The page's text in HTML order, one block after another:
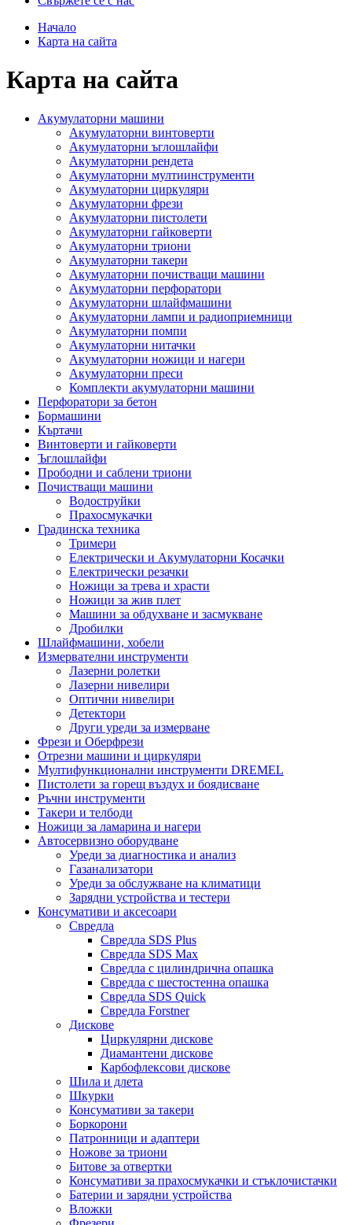
Начало
Карта на сайта
Карта на сайта
Акумулаторни машини
Акумулаторни винтоверти
Акумулаторни ъглошлайфи
Акумулаторни рендета
Акумулаторни мултиинструменти
Акумулаторни циркуляри
Акумулаторни фрези
Акумулаторни пистолети
Акумулаторни гайковерти
Акумулаторни триони
Акумулаторни такери
Акумулаторни почистващи машини
Акумулаторни перфоратори
Акумулаторни шлайфмашини
Акумулаторни лампи и радиоприемници
Акумулаторни помпи
Акумулаторни нитачки
Акумулаторни ножици и нагери
Акумулаторни преси
Комплекти акумулаторни машини
Перфоратори за бетон
Бормашини
Къртачи
Винтоверти и гайковерти
Ъглошлайфи
Прободни и саблени триони
Почистващи машини
Водоструйки
Прахосмукачки
Градинска техника
Тримери
Електрически и Акумулаторни Косачки
Електрически резачки
Ножици за трева и храсти
Ножици за жив плет
Машини за обдухване и засмукване
Дробилки
Шлайфмашини, хобели
Измервателни инструменти
Лазерни ролетки
Лазерни нивелири
Оптични нивелири
Детектори
Други уреди за измерване
Фрези и Оберфрези
Отрезни машини и циркуляри
Мултифункционални инструменти DREMEL
Пистолети за горещ въздух и боядисване
Ръчни инструменти
Такери и телбоди
Ножици за ламарина и нагери
Автосервизно оборудване
Уреди за диагностика и анализ
Газанализатори
Уреди за обслужване на климатици
Зарядни устройства и тестери
Консумативи и аксесоари
Свредла
Свредла SDS Plus
Свредла SDS Max
Свредла с цилиндрична опашка
Свредла с шестостенна опашка
Свредла SDS Quick
Свредла Forstner
Дискове
Циркулярни дискове
Диамантени дискове
Карбофлексови дискове
Шила и длета
Шкурки
Консумативи за такери
Боркорони
Патронници и адаптери
Ножове за триони
Битове за отвертки
Консумативи за прахосмукачки и стъклочистачки
Батерии и зарядни устройства
Вложки